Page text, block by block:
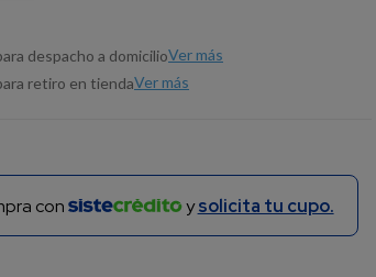
despacho a domicilioVer más
retiro en tiendaVer más
con ysolicita tu cupo.